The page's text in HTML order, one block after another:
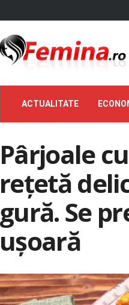
ACTUALITATE
Pârjoale
rețetă
gură. Se
ușoară